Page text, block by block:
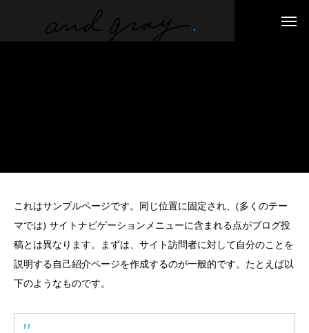
これはサンプルページです。同じ位置に固定され、(多くのテー
マでは) サイトナビゲーションメニューに含まれる点がブログ投
稿とは異なります。まずは、サイト訪問者に対して自分のことを
説明する自己紹介ページを作成するのが一般的です。たとえば以
下のようなものです。